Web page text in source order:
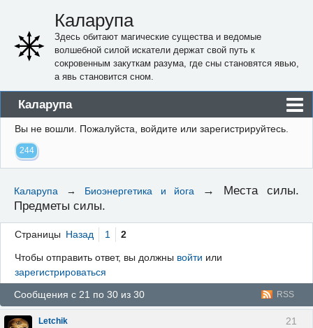
Каларупа
Здесь обитают магические существа и ведомые
волшебной силой искатели держат свой путь к
сокровенным закуткам разума, где сны становятся явью,
а явь становится сном.
Каларупа
Блог
Форум
Правила
Регистрация
Вход
Вы не вошли. Пожалуйста, войдите или зарегистрируйтесь.
244
Каларупа → Биоэнергетика и йога → Места силы.
Предметы силы.
Страницы Назад 1 2
Чтобы отправить ответ, вы должны войти или
зарегистрироваться
RSS
Сообщения с 21 по 30 из 30
21
Letchik